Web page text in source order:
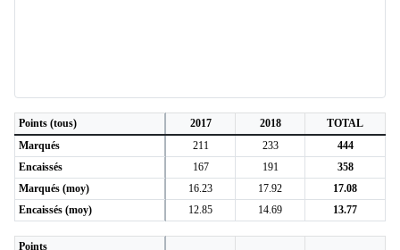
Points (tous) 2017 2018
TOTAL
Marqués
211 233
444
Encaissés
167 191
358
Marqués (moy)
16.23 17.92
17.08
Encaissés (moy)
12.85 14.69 13.77
Points